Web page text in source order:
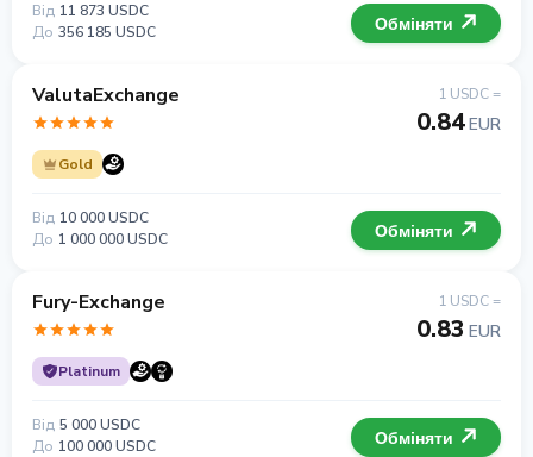
Від 11 873 USDC
До 356 185 USDC Обміняти
ValutaExchange
Gold
1 USDC =
0.84EUR
Від 10 000 USDC
До 1 000 000 USDC Обміняти
Fury-Exchange
Platinum
1 USDC =
0.83 EUR
Від 5 000 USDC
До 100 000 USDC Обміняти